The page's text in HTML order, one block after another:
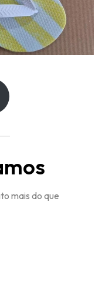
mais do que